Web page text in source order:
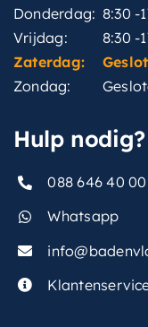
Donderdag: 8:30 -
Vrijdag:
8:30 -
Zaterdag:
Zondag:
Hulp nodig?
088 646 40 00
Whatsapp